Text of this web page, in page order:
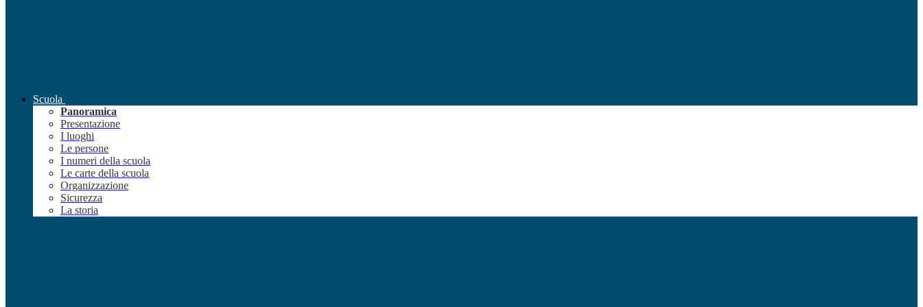
Scuola
Panoramica
Presentazione
I luoghi
Le persone
I numeri della scuola
Le carte della scuola
Organizzazione
Sicurezza
La storia